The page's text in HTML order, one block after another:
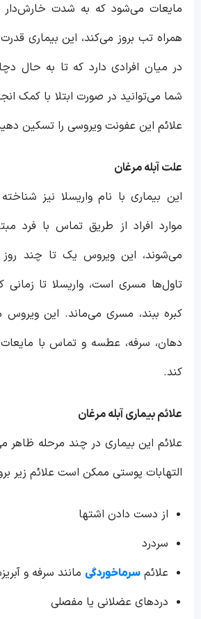
مایعات می‌شود که به شدت
همراه تب بروز می‌کند، این بیماری
در میان افرادی دارد که تا به حال
شما می‌توانید در صورت ابتلا با کمک
علائم این عفونت ویروسی را تسکین
علت آبله مرغان
این بیماری با نام واریسلا نیز
موارد افراد از طریق تماس با فرد
می‌شوند، این ویروس یک تا چند
تاول‌ها مسری است، واریسلا تا زمانی
کبره ببند، مسری می‌ماند. این ویروس
دهان، سرفه، عطسه و تماس با مایعات
کند.
علائم بیماری آبله مرغان
علائم این بیماری در چند مرحله ظاهر
التهابات پوستی ممکن است علائم زیر
از دست دادن اشتها
سردرد
علائم سرماخوردگی مانند سرفه و
دردهای عضلانی یا مفصلی